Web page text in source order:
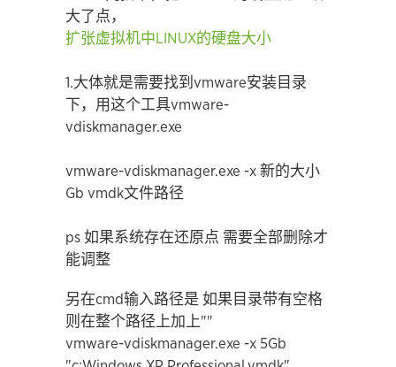
大了点，
扩张虚拟机中LINUX的硬盘大小
1.大体就是需要找到vmware安装目录
下，用这个工具vmware-
vdiskmanager.exe
vmware-vdiskmanager.exe -x 新的大小
Gb vmdk文件路径
ps 如果系统存在还原点 需要全部删除才
能调整
另在cmd输入路径是 如果目录带有空格
则在整个路径上加上""
vmware-vdiskmanager.exe -x 5Gb